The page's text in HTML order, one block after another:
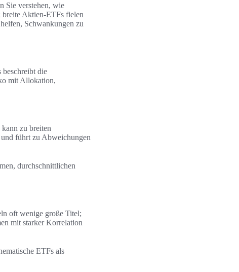
Sie verstehen, wie
Aktien‑ETFs fielen
Schwankungen zu
die
mit Allokation,
zu breiten
führt zu Abweichungen
durchschnittlichen
oft wenige große Titel;
mit starker Korrelation
ETFs als